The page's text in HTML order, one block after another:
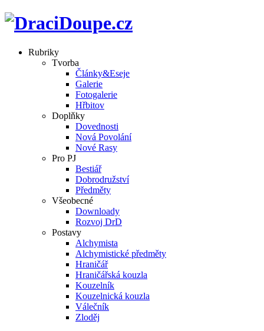
Rubriky
Tvorba
Články&Eseje
Galerie
Fotogalerie
Hřbitov
Doplňky
Dovednosti
Nová Povolání
Nové Rasy
Pro PJ
Bestiář
Dobrodružství
Předměty
Všeobecné
Downloady
Rozvoj DrD
Postavy
Alchymista
Alchymistické předměty
Hraničář
Hraničářská kouzla
Kouzelník
Kouzelnická kouzla
Válečník
Zloděj